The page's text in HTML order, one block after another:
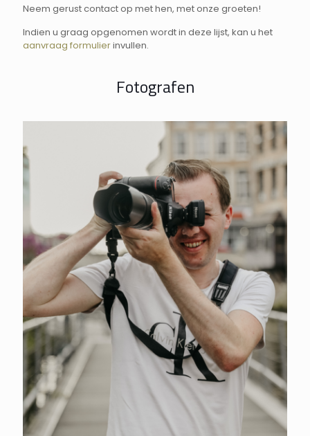
Neem gerust contact op met hen, met onze groeten!
Indien u graag opgenomen wordt in deze lijst, kan u het
aanvraag formulierinvullen.
Fotografen